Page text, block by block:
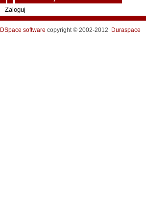
Zaloguj
DSpace software copyright © 2002-2012 Duraspace